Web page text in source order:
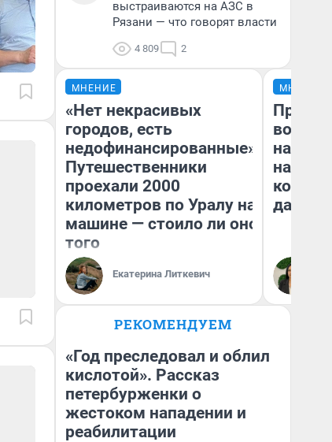
выстраиваются на АЗС в
Рязани — что говорят власти
4 809 2
МНЕНИЕ
«Нет некрасивых
городов, есть
недофинансированные».
Путешественники
проехали 2000
километров по Уралу на
машине — стоило ли оно
того
Екатерина Литкевич
МНЕНИЕ
нам
даже
РЕКОМЕНДУЕМ
«Год преследовал и облил
кислотой». Рассказ
петербурженки о
жестоком нападении и
реабилитации